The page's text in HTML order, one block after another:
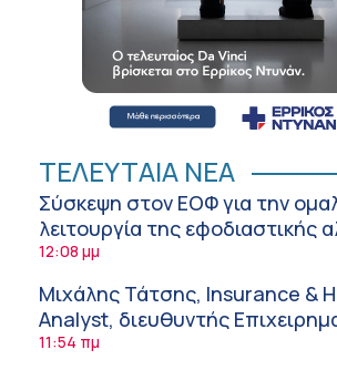
ΤΕΛΕΥΤΑΙΑ ΝΕΑ
Σύσκεψη στον ΕΟΦ για την
λειτουργία της εφοδιαστικής
φαρμάκων στη διάρκεια του
12:08 μμ
Μιχάλης Τάτσης, Insurance &
Analyst, διευθυντής
Ανάπτυξης Ομίλου HHG
11:54 πμ